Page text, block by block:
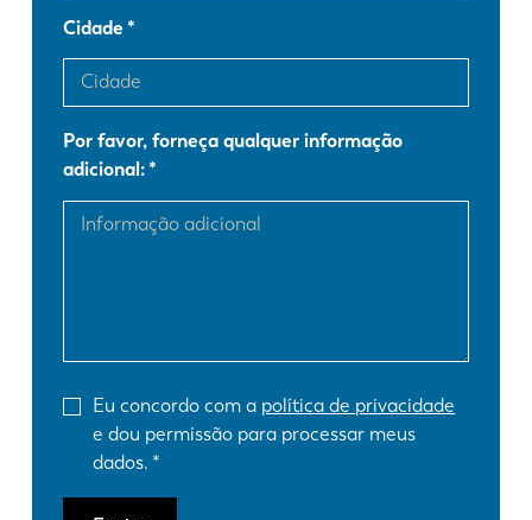
Cidade
Por favor, forneça qualquer informação
adicional:
Eu concordo com a política de privacidade
e dou permissão para processar meus
dados.
PL SK
KO CN